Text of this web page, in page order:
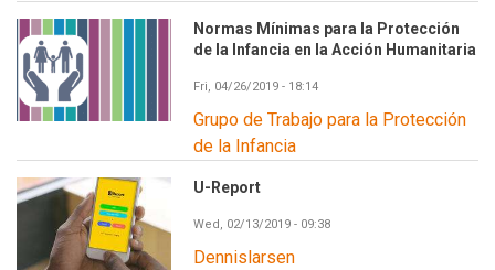
Normas Mínimas para la Protección
de la Infancia en la Acción Humanitaria
Fri, 04/26/2019 - 18:14
Grupo de Trabajo para la Protección
de la Infancia
U-Report
Wed, 02/13/2019 - 09:38
Dennislarsen